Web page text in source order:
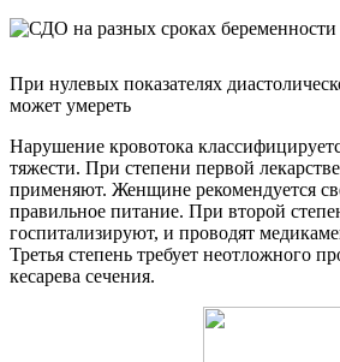
При нулевых показателях
может умереть
Нарушение кровотока
тяжести. При степени первой
применяют. Женщине рекомендуется
правильное питание. При второй
госпитализируют, и проводят
Третья степень требует неотложного
кесарева сечения.